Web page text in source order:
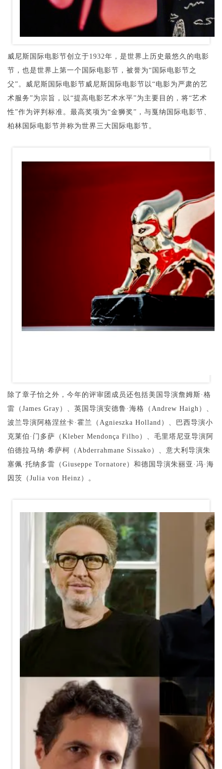
威尼斯国际电影节创立于1932年，是世界上历史最悠久的电影
节，也是世界上第一个国际电影节，被誉为“国际电影节之
父”。威尼斯国际电影节威尼斯国际电影节以“电影为严肃的艺
术服务”为宗旨，以“提高电影艺术水平”为主要目的，将“艺术
性”作为评判标准。最高奖项为“金狮奖”，与戛纳国际电影节、
柏林国际电影节并称为世界三大国际电影节。
除了章子怡之外，今年的评审团成员还包括美国导演詹姆斯·格
雷（James Gray）、英国导演安德鲁·海格（Andrew Haigh）、
波兰导演阿格涅丝卡·霍兰（Agnieszka Holland）、巴西导演小
克莱伯·门多萨（Kleber Mendonça Filho）、毛里塔尼亚导演阿
伯德拉马纳·希萨柯（Abderrahmane Sissako）、意大利导演朱
塞佩·托纳多雷（Giuseppe Tornatore）和德国导演朱丽亚·冯·海
因茨（Julia von Heinz）。